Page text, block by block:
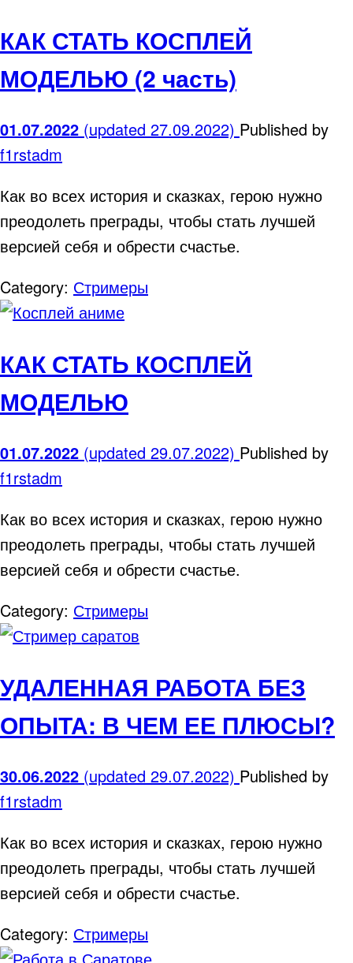
КАК СТАТЬ КОСПЛЕЙ
МОДЕЛЬЮ (2 часть)
01.07.2022 (updated 27.09.2022) Published by
f1rstadm
Как во всех история и сказках, герою нужно
преодолеть преграды, чтобы стать лучшей
версией себя и обрести счастье.
Category: Стримеры
КАК СТАТЬ КОСПЛЕЙ
МОДЕЛЬЮ
01.07.2022 (updated 29.07.2022) Published by
f1rstadm
Как во всех история и сказках, герою нужно
преодолеть преграды, чтобы стать лучшей
версией себя и обрести счастье.
Category: Стримеры
УДАЛЕННАЯ РАБОТА БЕЗ
ОПЫТА: В ЧЕМ ЕЕ ПЛЮСЫ?
30.06.2022 (updated 29.07.2022) Published by
f1rstadm
Как во всех история и сказках, герою нужно
преодолеть преграды, чтобы стать лучшей
версией себя и обрести счастье.
Category: Стримеры